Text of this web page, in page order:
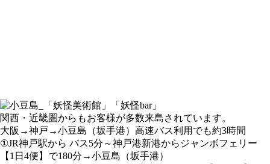
関西・近畿圏からもお客様が多数来島されています。
大阪→神戸→小豆島（坂手港）高速バス利用でも約3時間
①JR神戸駅から バス5分～神戸港新港からジャンボフェリー
【1日4便】で180分→小豆島（坂手港）